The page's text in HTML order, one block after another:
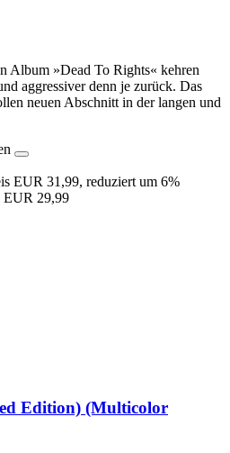
Album »Dead To Rights« kehren
aggressiver denn je zurück. Das
neuen Abschnitt in der langen und
EUR 31,99, reduziert um 6%
EUR 29,99
Edition) (Multicolor